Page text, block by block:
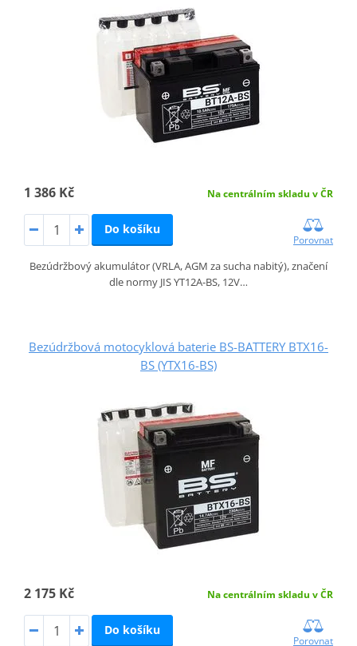
1 386 Kč Na centrálním skladu v ČR
Do košíku
Porovnat
Bezúdržbový akumulátor (VRLA, AGM za sucha nabitý), značení
dle normy JIS YT12A-BS, 12V…
Bezúdržbová motocyklová baterie BS-BATTERY BTX16-
BS (YTX16-BS)
2 175 Kč Na centrálním skladu v ČR
Do košíku
Porovnat